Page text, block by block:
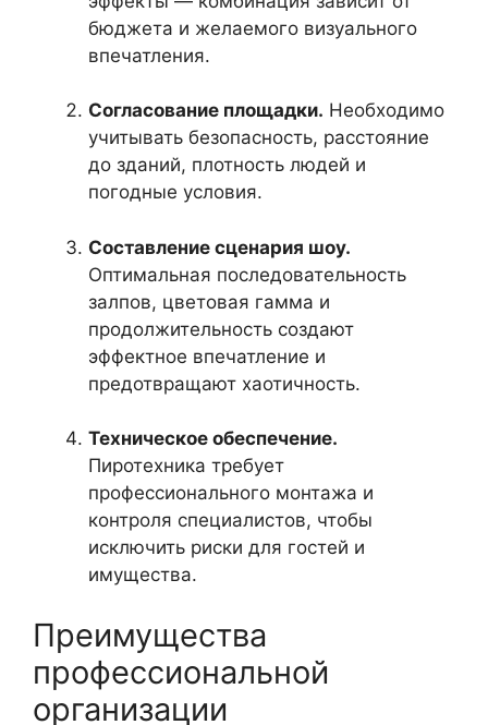
бюджета и желаемого визуального
впечатления.
Согласование площадки. Необходимо
учитывать безопасность, расстояние
до зданий, плотность людей и
погодные условия.
Составление сценария шоу.
Оптимальная последовательность
залпов, цветовая гамма и
продолжительность создают
эффектное впечатление и
предотвращают хаотичность.
Техническое обеспечение.
Пиротехника требует
профессионального монтажа и
контроля специалистов, чтобы
исключить риски для гостей и
имущества.
Преимущества
профессиональной
организации